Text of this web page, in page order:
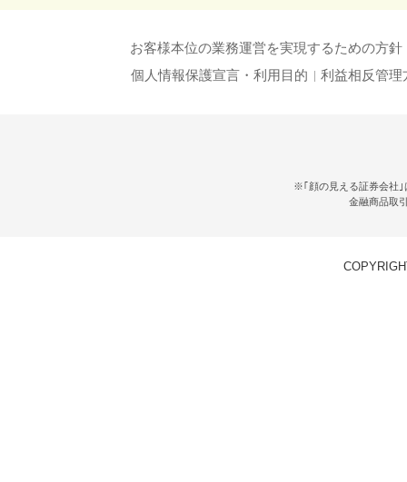
お客様本位の業務運営を実現するための方針
個人情報保護宣言・利用目的
利益相反管理
※｢顔の見える証券会社｣
金融商品取